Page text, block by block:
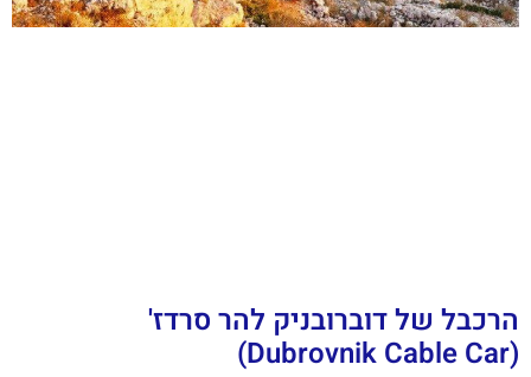
הרכבל של דוברובניק להר סרדז'
(Dubrovnik Cable Car)